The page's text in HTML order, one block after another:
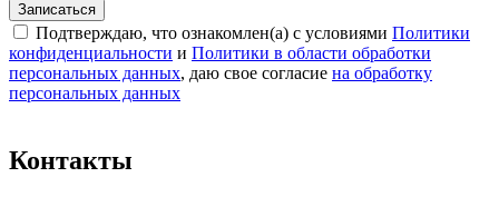
Записаться
Подтверждаю, что ознакомлен(а) с условиями Политики
конфиденциальности и Политики в области обработки
персональных данных, даю свое согласие на обработку
персональных данных
Контакты